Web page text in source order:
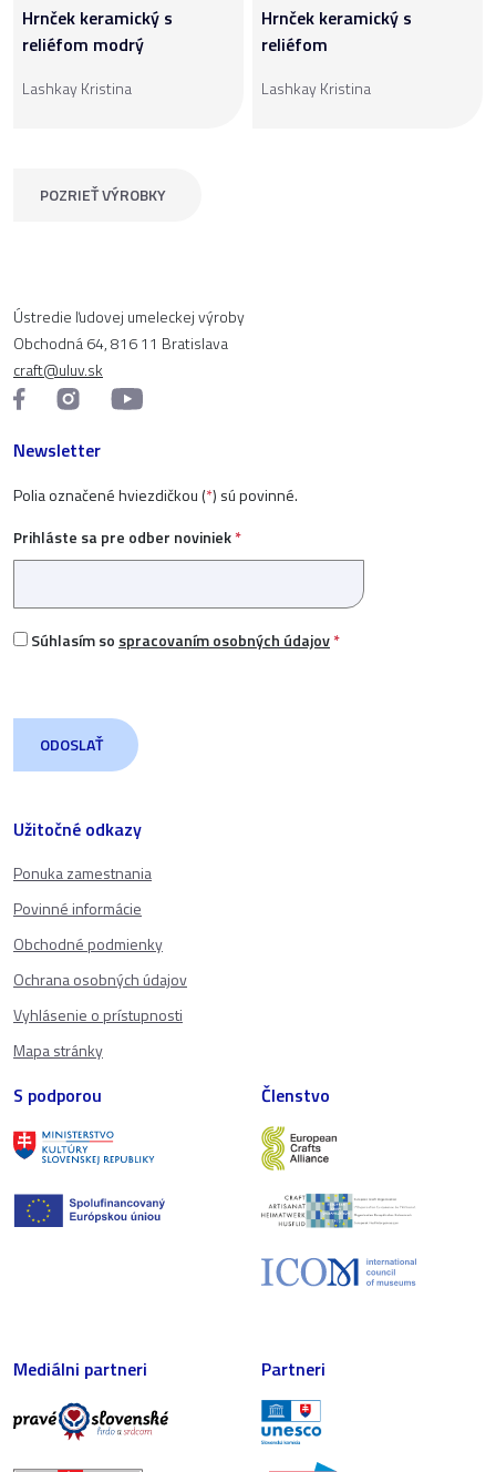
Hrnček keramický s
reliéfom modrý
Lashkay Kristina
Hrnček keramický s
reliéfom
Lashkay Kristina
POZRIEŤ VÝROBKY
Užitočné odkazy
Ponuka zamestnania
Povinné informácie
Obchodné podmienky
Ochrana osobných údajov
Vyhlásenie o prístupnosti
Mapa stránky
Ústredie ľudovej umeleckej výroby
Obchodná 64, 816 11 Bratislava
craft@uluv.sk
Newsletter
Polia označené hviezdičkou (*) sú povinné.
Prihláste sa pre odber noviniek*
Súhlasím so spracovaním osobných údajov*
S podporou Členstvo
Mediálni partneri Partneri